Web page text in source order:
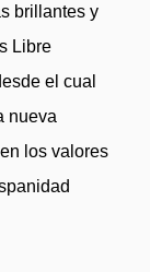
brillantes y
Libre
el cual
nueva
los valores